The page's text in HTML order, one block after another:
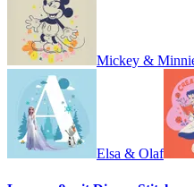
Mickey &
Elsa & Olaf